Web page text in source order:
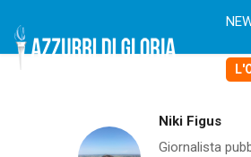
Niki Figus
Giornalista